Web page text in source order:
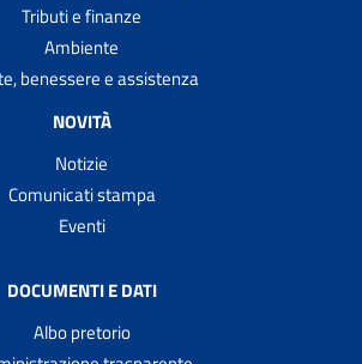
Tributi e finanze
Ambiente
benessere e assistenza
NOVITÀ
Notizie
Comunicati stampa
Eventi
DOCUMENTI E DATI
Albo pretorio